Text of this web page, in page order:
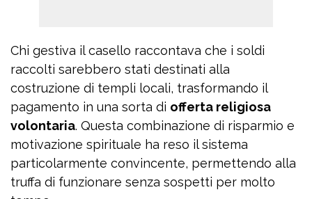
Chi gestiva il casello raccontava che i soldi
raccolti sarebbero stati destinati alla
costruzione di templi locali, trasformando il
pagamento in una sorta di offerta religiosa
volontaria. Questa combinazione di risparmio e
motivazione spirituale ha reso il sistema
particolarmente convincente, permettendo alla
truffa di funzionare senza sospetti per molto